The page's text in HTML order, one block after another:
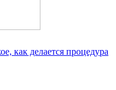
как делается процедура